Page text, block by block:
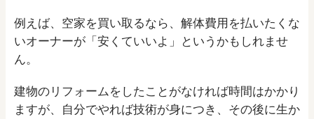
例えば、空家を買い取るなら、解体費用を払いたくな
いオーナーが「安くていいよ」というかもしれませ
ん。
建物のリフォームをしたことがなければ時間はかかり
ますが、自分でやれば技術が身につき、その後に生か